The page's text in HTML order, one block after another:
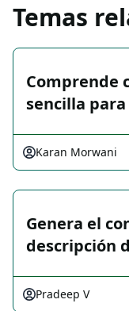
Temas
Comprende
sencilla
Karan Morwani
Genera el
descripción
Pradeep V